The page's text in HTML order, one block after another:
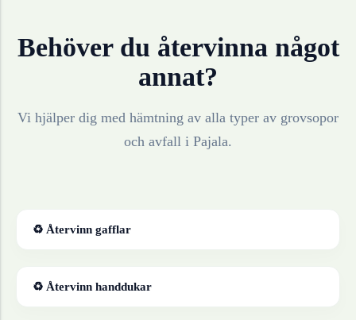
Behöver du återvinna något
annat?
Vi hjälper dig med hämtning av alla typer av grovsopor
och avfall i Pajala.
♻ Återvinn gafflar
♻ Återvinn handdukar